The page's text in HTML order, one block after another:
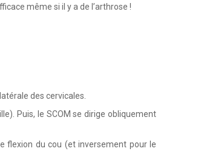
même si il y a de l’arthrose !
des cervicales.
Puis, le SCOM se dirige obliquement
flexion du cou (et inversement pour le